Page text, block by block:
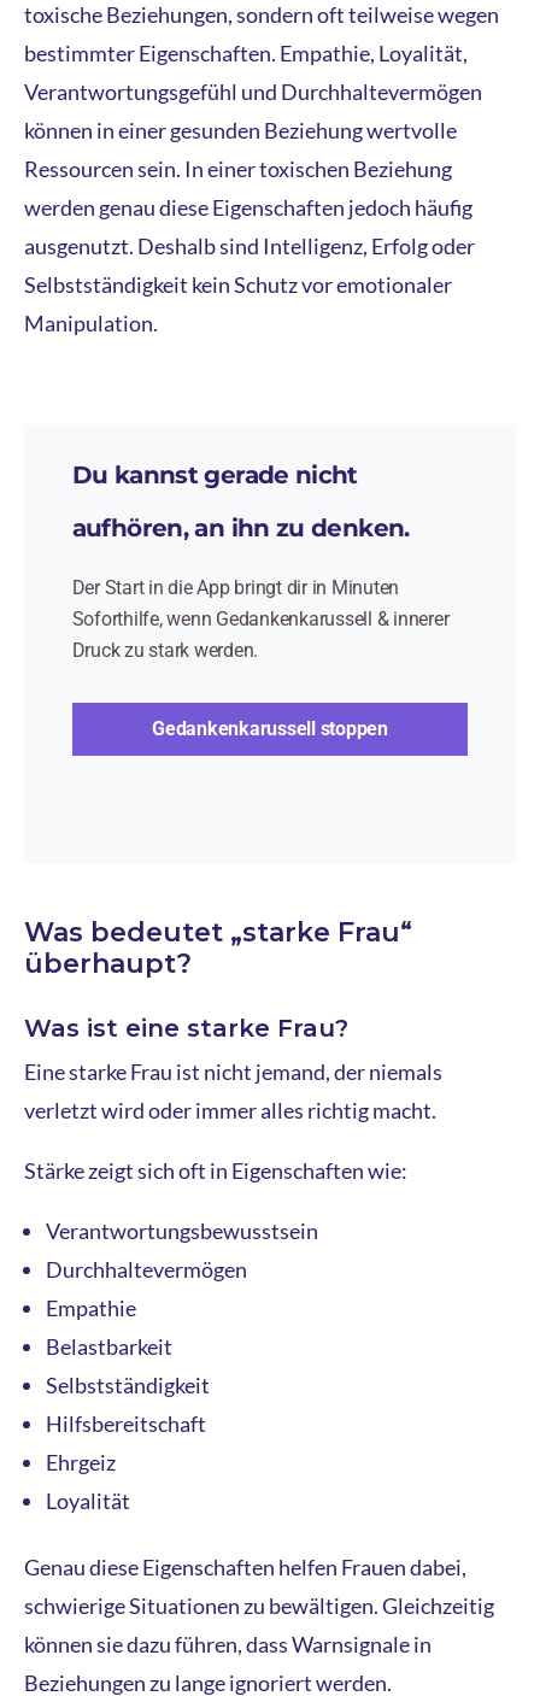
toxische Beziehungen, sondern oft teilweise wegen
bestimmter Eigenschaften. Empathie, Loyalität,
Verantwortungsgefühl und Durchhaltevermögen
können in einer gesunden Beziehung wertvolle
Ressourcen sein. In einer toxischen Beziehung
werden genau diese Eigenschaften jedoch häufig
ausgenutzt. Deshalb sind Intelligenz, Erfolg oder
Selbstständigkeit kein Schutz vor emotionaler
Manipulation.
Du kannst gerade nicht
aufhören, an ihn zu denken.
Der Start in die App bringt dir in Minuten
Soforthilfe, wenn Gedankenkarussell & innerer
Druck zu stark werden.
Gedankenkarussell stoppen
Was bedeutet „starke Frau“
überhaupt?
Was ist eine starke Frau?
Eine starke Frau ist nicht jemand, der niemals
verletzt wird oder immer alles richtig macht.
Stärke zeigt sich oft in Eigenschaften wie:
Verantwortungsbewusstsein
Durchhaltevermögen
Empathie
Belastbarkeit
Selbstständigkeit
Hilfsbereitschaft
Ehrgeiz
Loyalität
Genau diese Eigenschaften helfen Frauen dabei,
schwierige Situationen zu bewältigen. Gleichzeitig
können sie dazu führen, dass Warnsignale in
Beziehungen zu lange ignoriert werden.